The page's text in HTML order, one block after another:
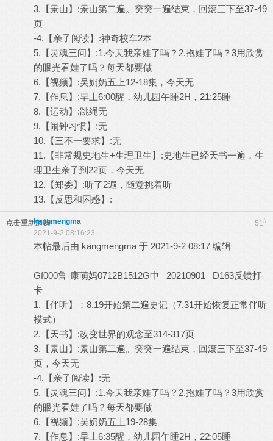
3.【景山】:景山第二遍。突突一遍结束，回滚三下至37-49
页
-4.【亲子阅读】:神奇校车2本
5.【灵魂三问】:1.今天我亲娃了吗？2.抱娃了吗？3用欣赏
的眼光看娃了吗？每天都要做
6.【视频】:吴奶奶五上12-18集，今天无
7.【作息】:早上6:00醒，幼儿园午睡2H，21:25睡
8.【运动】:跳绳无
9.【闹钟习惯】:无
10.【三不一要求】:无
11.【非常规史地生+生理卫生】:史地生已经天书一遍，生
理卫生亲子到22页，今天无
12.【郑委】:听了2遍，随意挑着听
13.【反思和困惑】:
点击重新加载 51#
kangmengma
2021-9-2 08:16:23
本帖最后由 kangmengma 于 2021-9-2 08:17 编辑
Gf000鲁-康萌妈0712B1512G中 20210901 D163反馈打
卡
1.【伴听】：8.19开始第二遍史记（7.31开始恢复正常伴听
模式）
2.【天书】:改变世界的观念至314-317页
3.【景山】:景山第二遍。突突一遍结束，回滚三下至37-49
页，今天无
-4.【亲子阅读】:无
5.【灵魂三问】:1.今天我亲娃了吗？2.抱娃了吗？3用欣赏
的眼光看娃了吗？每天都要做
6.【视频】:吴奶奶五上19-28集
7.【作息】:早上6:35醒，幼儿园午睡2H，22:05睡